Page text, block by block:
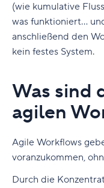
(wie kumulative
was funktioniert…
anschließend den
kein festes System.
Was sind
agilen
Agile Workflows
voranzukommen,
Durch die